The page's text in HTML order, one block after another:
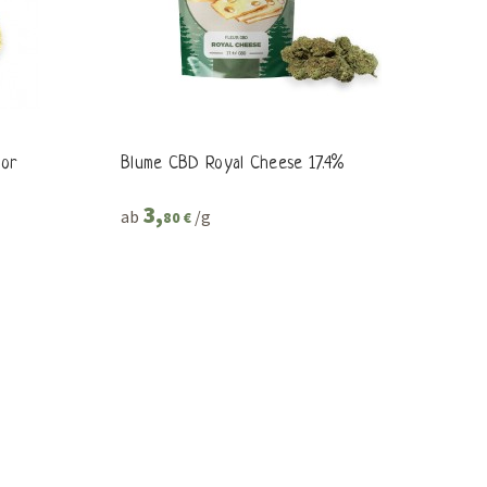
Blume CBD Royal Cheese 17.4%
ab 3,80 € /g